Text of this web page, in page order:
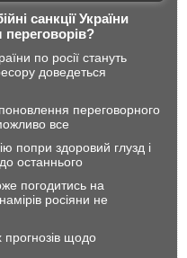
санкції України
переговорів?
по росії стануть
доведеться
переговорного
все
попри здоровий глузд і
останнього
погодитись на
росіяни не
щодо